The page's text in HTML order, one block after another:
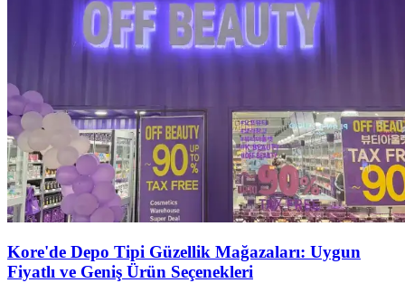
Kore'de Depo Tipi Güzellik Mağazaları: Uygun
Fiyatlı ve Geniş Ürün Seçenekleri